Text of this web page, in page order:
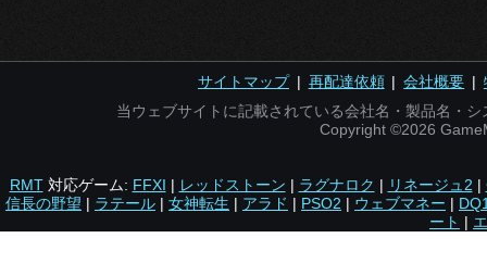
サイトマップ| 再配達依頼|会社概要 |
当ウェブサイトに記載されている会社名・製品名・
Copyright ©2026
RMT対応ゲーム: FFXI | レッドストーン | ラグナロク | リネージュ2 |
信長の野望 | ラテール | 女神転生 | アラド | PSO2 | ウェブマネー |
ート |